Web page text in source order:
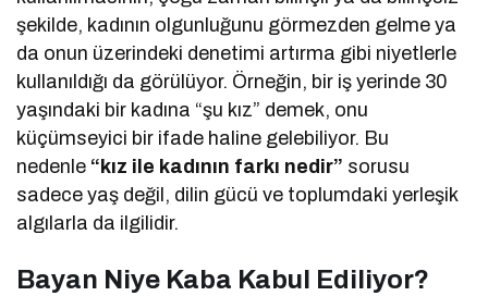
şekilde, kadının olgunluğunu görmezden gelme ya
da onun üzerindeki denetimi artırma gibi niyetlerle
kullanıldığı da görülüyor. Örneğin, bir iş yerinde 30
yaşındaki bir kadına “şu kız” demek, onu
küçümseyici bir ifade haline gelebiliyor. Bu
nedenle “kız ile kadının farkı nedir” sorusu
sadece yaş değil, dilin gücü ve toplumdaki yerleşik
algılarla da ilgilidir.
Bayan Niye Kaba Kabul Ediliyor?